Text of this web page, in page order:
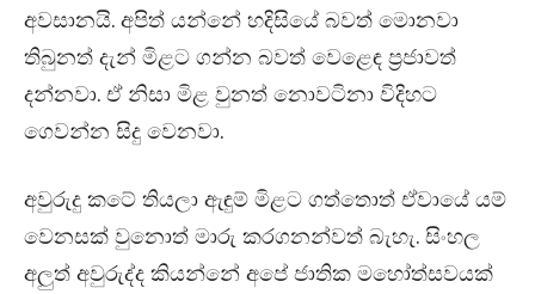
අවසානයි. අපිත් යන්නේ හදිසියේ බවත් මොනවා
තිබුනත් දැන් මිළට ගන්න බවත් වෙළෙඳ ප්‍රජාවත්
දන්නවා. ඒ නිසා මිළ වුනත් නොවටිනා විදිහට
ගෙවන්න සිදු වෙනවා.
අවුරුදු කටේ තියලා ඇඳුම් මිළට ගත්තොත් ඒවායේ යම්
වෙනසක් වුනොත් මාරු කරගනන්වත් බැහැ. සිංහල
අලුත් අවුරුද්ද කියන්නේ අපේ ජාතික මහෝත්සවයක්